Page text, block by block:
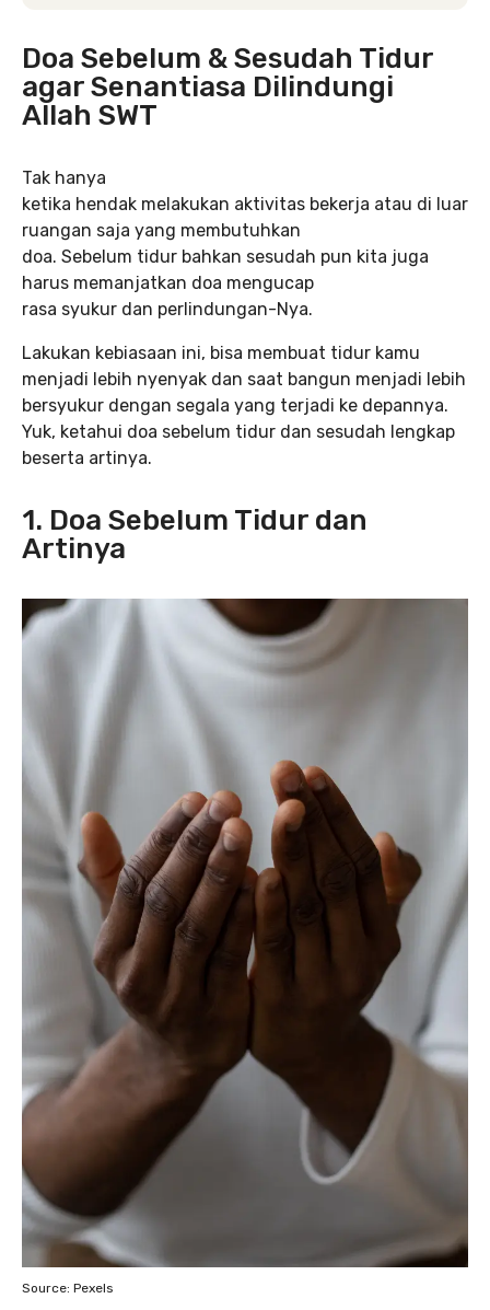
Doa Sebelum & Sesudah Tidur
agar Senantiasa Dilindungi
Allah SWT
Tak hanya
ketika hendak melakukan aktivitas bekerja atau di luar
ruangan saja yang membutuhkan
doa. Sebelum tidur bahkan sesudah pun kita juga
harus memanjatkan doa mengucap
rasa syukur dan perlindungan-Nya.
Lakukan kebiasaan ini, bisa membuat tidur kamu
menjadi lebih nyenyak dan saat bangun menjadi lebih
bersyukur dengan segala yang terjadi ke depannya.
Yuk, ketahui doa sebelum tidur dan sesudah lengkap
beserta artinya.
1. Doa Sebelum Tidur dan
Artinya
Source: Pexels